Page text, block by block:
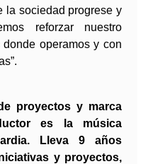
la sociedad progrese y
reforzar nuestro
operamos y con
proyectos y marca
es la música
Lleva 9 años
y proyectos,